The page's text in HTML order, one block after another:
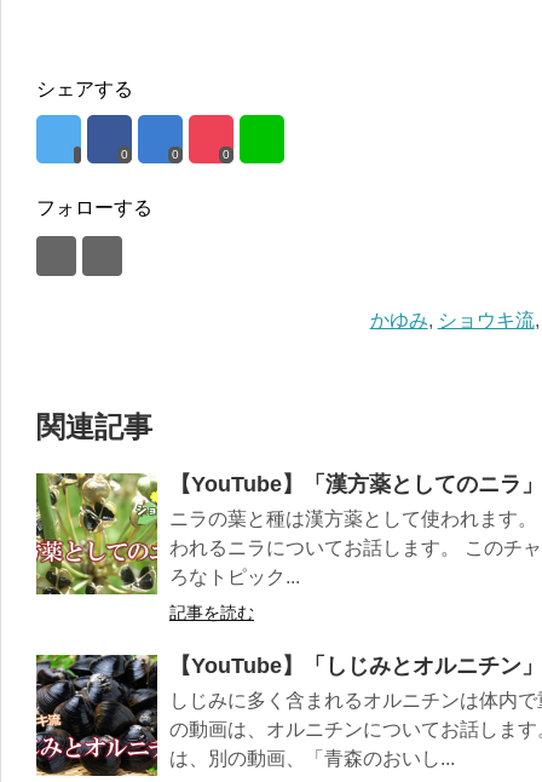
シェアする
0 0 0
フォローする
かゆみ, ショウキ流
関連記事
【YouTube】「漢方薬としてのニラ
ニラの葉と種は漢方薬として使われます
われるニラについてお話します。 このチ
ろなトピック...
記事を読む
【YouTube】「しじみとオルニチン
しじみに多く含まれるオルニチンは体内
の動画は、オルニチンについてお話しま
は、別の動画、「青森のおいし...